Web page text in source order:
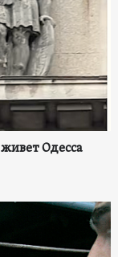
Одесса